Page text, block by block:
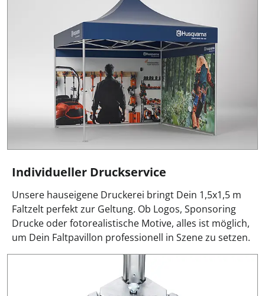
Individueller Druckservice
Unsere hauseigene Druckerei bringt Dein 1,5x1,5 m
Faltzelt perfekt zur Geltung. Ob Logos, Sponsoring
Drucke oder fotorealistische Motive, alles ist möglich,
um Dein Faltpavillon professionell in Szene zu setzen.